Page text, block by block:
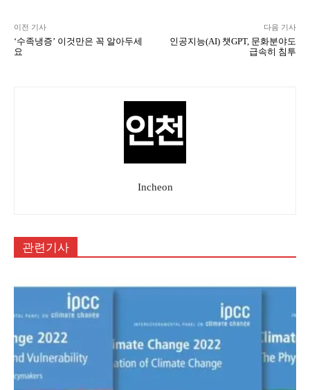
이전 기사
‘수족냉증’ 이것만은 꼭 알아두세
요
다음 기사
인공지능(AI) 챗GPT, 문화분야도
급속히 침투
Incheon
관련기사